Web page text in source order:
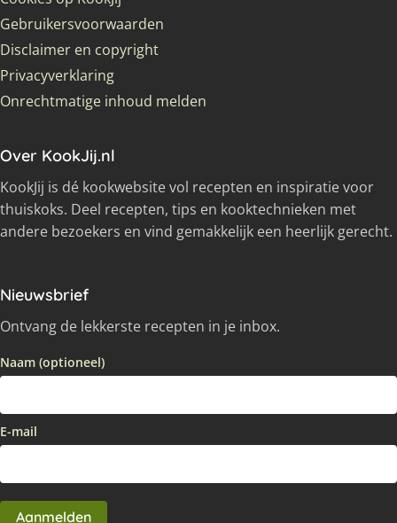
Gebruikersvoorwaarden
Disclaimer en copyright
Privacyverklaring
Onrechtmatige inhoud melden
Over KookJij.nl
KookJij is dé kookwebsite vol recepten en inspiratie voor
thuiskoks. Deel recepten, tips en kooktechnieken met
andere bezoekers en vind gemakkelijk een heerlijk gerecht.
Nieuwsbrief
Ontvang de lekkerste recepten in je inbox.
Naam (optioneel)
E-mail
Aanmelden